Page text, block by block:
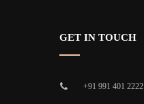
GET IN TOUCH
+91 991 401 2222